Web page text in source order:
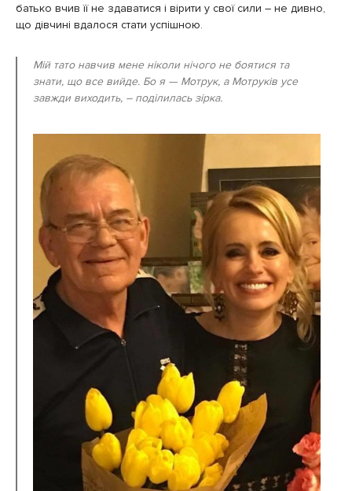
батько вчив її не здаватися і вірити у свої сили – не дивно,
що дівчині вдалося стати успішною.
Мій тато навчив мене ніколи нічого не боятися та
знати, що все вийде. Бо я — Мотрук, а Мотруків усе
завжди виходить, – поділилась зірка.